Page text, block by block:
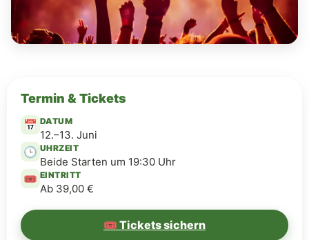
Termin & Tickets
📅 DATUM
12.–13. Juni
🕒 UHRZEIT
Beide Starten um 19:30 Uhr
🎟️ EINTRITT
Ab 39,00 €
🎟️ Tickets sichern